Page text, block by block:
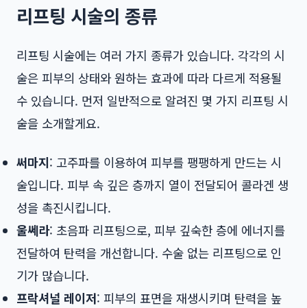
리프팅 시술의 종류
리프팅 시술에는 여러 가지 종류가 있습니다. 각각의 시
술은 피부의 상태와 원하는 효과에 따라 다르게 적용될
수 있습니다. 먼저 일반적으로 알려진 몇 가지 리프팅 시
술을 소개할게요.
써마지: 고주파를 이용하여 피부를 팽팽하게 만드는 시
술입니다. 피부 속 깊은 층까지 열이 전달되어 콜라겐 생
성을 촉진시킵니다.
울쎄라: 초음파 리프팅으로, 피부 깊숙한 층에 에너지를
전달하여 탄력을 개선합니다. 수술 없는 리프팅으로 인
기가 많습니다.
프락셔널 레이저: 피부의 표면을 재생시키며 탄력을 높